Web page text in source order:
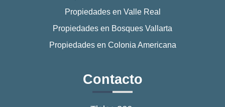
Propiedades en Valle Real
Propiedades en Bosques Vallarta
Propiedades en Colonia Americana
Contacto